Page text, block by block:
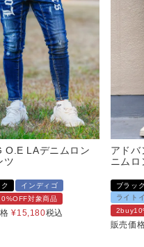
O.E LAデニムロン
ツ
インディゴ
対象商品
¥15,180税込
アドバ
ニムロ
ブラック
ライト
販売価